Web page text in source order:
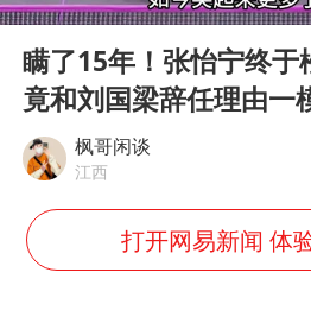
胜宏科技
Play
瞒了15年！张怡宁终于
竟和刘国梁辞任理由一
枫哥闲谈
江西
打开网易新闻 体